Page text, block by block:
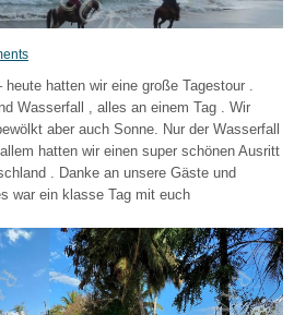
hatten wir eine große Tagestour .
Wasserfall , alles an einem Tag . Wir
aber auch Sonne. Nur der Wasserfall
hatten wir einen super schönen Ausritt
. Danke an unsere Gäste und
war ein klasse Tag mit euch